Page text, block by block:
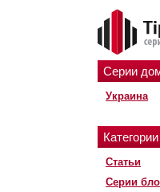
Серии
Украина
Категории
Статьи
Серии